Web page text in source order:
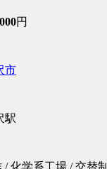
円
市
駅